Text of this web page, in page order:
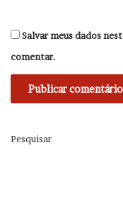
Salvar meus dados
comentar.
Pesquisar